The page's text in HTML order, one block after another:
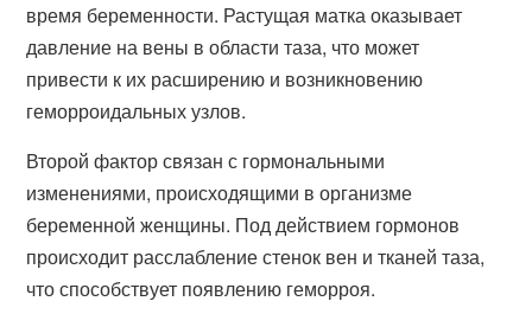
время беременности. Растущая матка оказывает
давление на вены в области таза, что может
привести к их расширению и возникновению
геморроидальных узлов.
Второй фактор связан с гормональными
изменениями, происходящими в организме
беременной женщины. Под действием гормонов
происходит расслабление стенок вен и тканей таза,
что способствует появлению геморроя.